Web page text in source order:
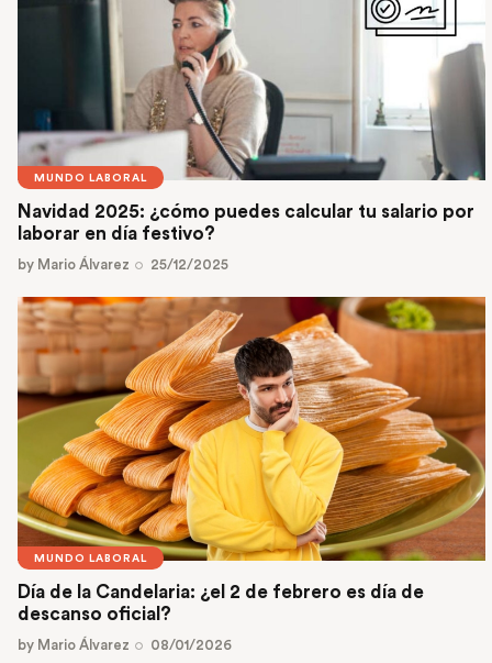
MUNDO LABORAL
Navidad 2025: ¿cómo puedes calcular tu salario por
laborar en día festivo?
by Mario Álvarez 25/12/2025
MUNDO LABORAL
Día de la Candelaria: ¿el 2 de febrero es día de
descanso oficial?
by Mario Álvarez 08/01/2026